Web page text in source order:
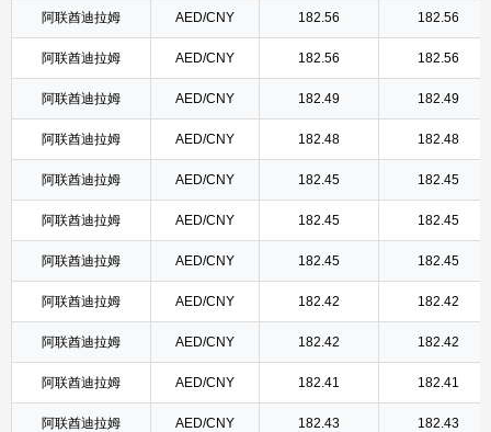
阿联酋迪拉姆 AED/CNY 182.56 182.56
阿联酋迪拉姆 AED/CNY 182.56 182.56
阿联酋迪拉姆 AED/CNY 182.49 182.49
阿联酋迪拉姆 AED/CNY 182.48 182.48
阿联酋迪拉姆 AED/CNY 182.45 182.45
阿联酋迪拉姆 AED/CNY 182.45 182.45
阿联酋迪拉姆 AED/CNY 182.45 182.45
阿联酋迪拉姆 AED/CNY 182.42 182.42
阿联酋迪拉姆 AED/CNY 182.42 182.42
阿联酋迪拉姆 AED/CNY 182.41 182.41
阿联酋迪拉姆 AED/CNY 182.43 182.43